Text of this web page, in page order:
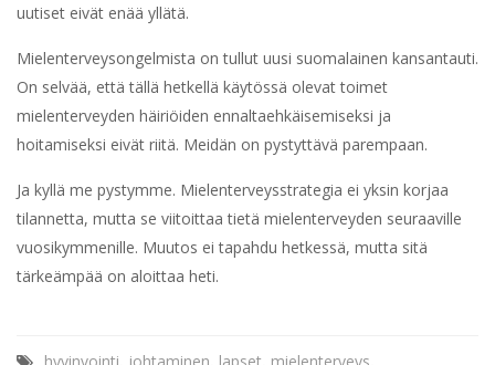
uutiset eivät enää yllätä.
Mielenterveysongelmista on tullut uusi suomalainen kansantauti.
On selvää, että tällä hetkellä käytössä olevat toimet
mielenterveyden häiriöiden ennaltaehkäisemiseksi ja
hoitamiseksi eivät riitä. Meidän on pystyttävä parempaan.
Ja kyllä me pystymme. Mielenterveysstrategia ei yksin korjaa
tilannetta, mutta se viitoittaa tietä mielenterveyden seuraaville
vuosikymmenille. Muutos ei tapahdu hetkessä, mutta sitä
tärkeämpää on aloittaa heti.
hyvinvointi, johtaminen, lapset, mielenterveys,